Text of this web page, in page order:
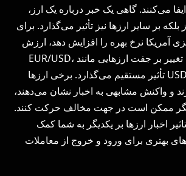
می‌کنند. گاهی یک خبر درباره یک ارز،
بلکه بر سایر ارزها نیز تأثیر می‌گذارد. برای
آمریکا نرخ بهره را افزایش دهد، ارزش
دلار بالا می‌رود. این تغییر بر جفت ارزهایی مانند EUR/USD،
GBP/USD و USD/JPY تأثیر مستقیم می‌گذارد. برخی ارزها
و واکنش مشابهی به اخبار نشان می‌دهند،
ممکن است در جهت مخالف حرکت کنند.
اخبار ارزها بر یکدیگر به شما کمک
بهتری برای ورود و خروج از معاملات